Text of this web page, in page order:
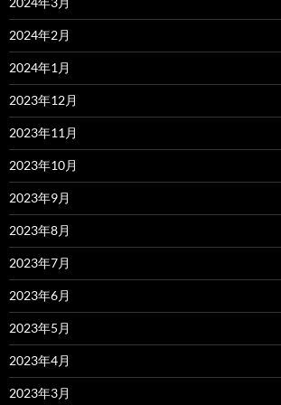
2024年2月
2024年1月
2023年12月
2023年11月
2023年10月
2023年9月
2023年8月
2023年7月
2023年6月
2023年5月
2023年4月
2023年3月